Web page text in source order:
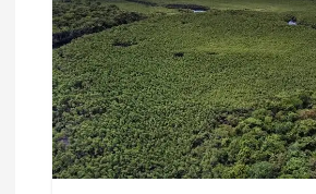
d
e
P
o